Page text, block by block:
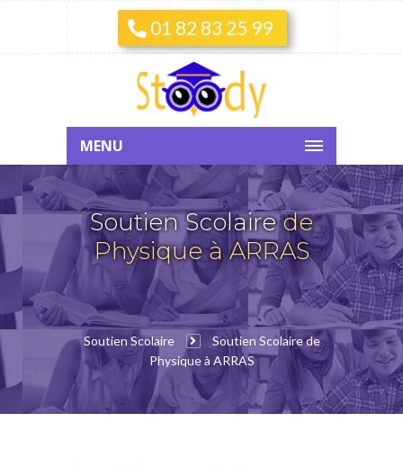
01 82 83 25 99
MENU
Soutien Scolairede
Physique à ARRAS
Soutien Scolaire
Soutien Scolaire de
Physique à ARRAS